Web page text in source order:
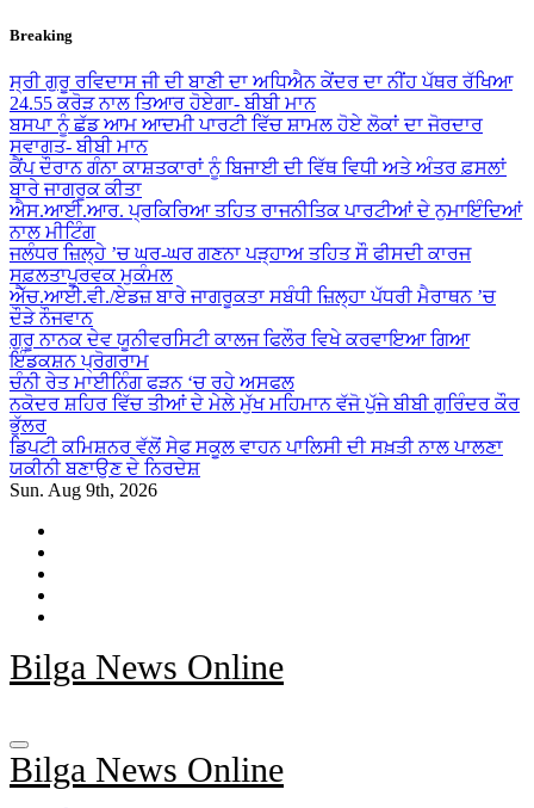
Skip
content
Breaking
ਸ੍ਰੀ ਗੁਰੂ ਰਵਿਦਾਸ ਜੀ ਦੀ ਬਾਣੀ ਦਾ ਅਧਿਐਨ ਕੇਂਦਰ ਦਾ ਨੀਂਹ ਪੱਥਰ ਰੱਖਿਆ
24.55 ਕਰੋੜ ਨਾਲ ਤਿਆਰ ਹੋਏਗਾ- ਬੀਬੀ ਮਾਨ
ਬਸਪਾ ਨੂੰ ਛੱਡ ਆਮ ਆਦਮੀ ਪਾਰਟੀ ਵਿੱਚ ਸ਼ਾਮਲ ਹੋਏ ਲੋਕਾਂ ਦਾ ਜੋਰਦਾਰ
ਸਵਾਗਤ- ਬੀਬੀ ਮਾਨ
ਕੈਂਪ ਦੌਰਾਨ ਗੰਨਾ ਕਾਸ਼ਤਕਾਰਾਂ ਨੂੰ ਬਿਜਾਈ ਦੀ ਵਿੱਥ ਵਿਧੀ ਅਤੇ ਅੰਤਰ ਫ਼ਸਲਾਂ
ਬਾਰੇ ਜਾਗਰੂਕ ਕੀਤਾ
ਐਸ.ਆਈ.ਆਰ. ਪ੍ਰਕਿਰਿਆ ਤਹਿਤ ਰਾਜਨੀਤਿਕ ਪਾਰਟੀਆਂ ਦੇ ਨੁਮਾਇੰਦਿਆਂ
ਨਾਲ ਮੀਟਿੰਗ
ਜਲੰਧਰ ਜ਼ਿਲ੍ਹੇ ’ਚ ਘਰ-ਘਰ ਗਣਨਾ ਪੜ੍ਹਾਅ ਤਹਿਤ ਸੌ ਫੀਸਦੀ ਕਾਰਜ
ਸਫ਼ਲਤਾਪੂਰਵਕ ਮੁਕੰਮਲ
ਐੱਚ.ਆਈ.ਵੀ./ਏਡਜ਼ ਬਾਰੇ ਜਾਗਰੂਕਤਾ ਸਬੰਧੀ ਜ਼ਿਲ੍ਹਾ ਪੱਧਰੀ ਮੈਰਾਥਨ ’ਚ
ਦੌੜੇ ਨੌਜਵਾਨ
ਗੁਰੂ ਨਾਨਕ ਦੇਵ ਯੂਨੀਵਰਸਿਟੀ ਕਾਲਜ ਫਿਲੌਰ ਵਿਖੇ ਕਰਵਾਇਆ ਗਿਆ
ਇੰਡਕਸ਼ਨ ਪ੍ਰੋਗਰਾਮ
ਚੰਨੀ ਰੇਤ ਮਾਈਨਿੰਗ ਫੜਨ ‘ਚ ਰਹੇ ਅਸਫਲ
ਨਕੋਦਰ ਸ਼ਹਿਰ ਵਿੱਚ ਤੀਆਂ ਦੇ ਮੇਲੇ ਮੁੱਖ ਮਹਿਮਾਨ ਵੱਜੋ ਪੁੱਜੇ ਬੀਬੀ ਗੁਰਿੰਦਰ ਕੌਰ
ਭੁੱਲਰ
ਡਿਪਟੀ ਕਮਿਸ਼ਨਰ ਵੱਲੋਂ ਸੇਫ ਸਕੂਲ ਵਾਹਨ ਪਾਲਿਸੀ ਦੀ ਸਖ਼ਤੀ ਨਾਲ ਪਾਲਣਾ
ਯਕੀਨੀ ਬਣਾਉਣ ਦੇ ਨਿਰਦੇਸ਼
Sun. Aug 9th, 2026
Bilga News Online
Bilga News Online